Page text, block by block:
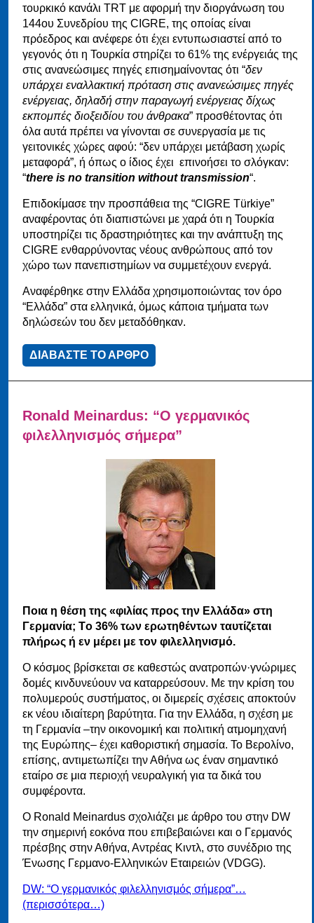
τουρκικό κανάλι TRT με αφορμή την διοργάνωση του
144ου Συνεδρίου της CIGRE, της οποίας είναι
πρόεδρος και ανέφερε ότι έχει εντυπωσιαστεί από το
γεγονός ότι η Τουρκία στηρίζει το 61% της ενέργειάς της
στις ανανεώσιμες πηγές επισημαίνοντας ότι “δεν
υπάρχει εναλλακτική πρόταση στις ανανεώσιμες πηγές
ενέργειας, δηλαδή στην παραγωγή ενέργειας δίχως
εκπομπές διοξειδίου του άνθρακα” προσθέτοντας ότι
όλα αυτά πρέπει να γίνονται σε συνεργασία με τις
γειτονικές χώρες αφού: “δεν υπάρχει μετάβαση χωρίς
μεταφορά”, ή όπως ο ίδιος έχει επινοήσει το σλόγκαν:
“there is no transition without transmission“.
Επιδοκίμασε την προσπάθεια της “CIGRE Türkiye”
αναφέροντας ότι διαπιστώνει με χαρά ότι η Τουρκία
υποστηρίζει τις δραστηριότητες και την ανάπτυξη της
CIGRE ενθαρρύνοντας νέους ανθρώπους από τον
χώρο των πανεπιστημίων να συμμετέχουν ενεργά.
Αναφέρθηκε στην Ελλάδα χρησιμοποιώντας τον όρο
“Ελλάδα” στα ελληνικά, όμως κάποια τμήματα των
δηλώσεών του δεν μεταδόθηκαν.
ΔΙΑΒΑΣΤΕ ΤΟ ΑΡΘΡΟ
Ronald Meinardus: “Ο γερμανικός
φιλελληνισμός σήμερα”
Ποια η θέση της «φιλίας προς την Ελλάδα» στη
Γερμανία; Tο 36% των ερωτηθέντων ταυτίζεται
πλήρως ή εν μέρει με τον φιλελληνισμό.
Ο κόσμος βρίσκεται σε καθεστώς ανατροπών·γνώριμες
δομές κινδυνεύουν να καταρρεύσουν. Με την κρίση του
πολυμερούς συστήματος, οι διμερείς σχέσεις αποκτούν
εκ νέου ιδιαίτερη βαρύτητα. Για την Ελλάδα, η σχέση με
τη Γερμανία –την οικονομική και πολιτική ατμομηχανή
της Ευρώπης– έχει καθοριστική σημασία. Το Βερολίνο,
επίσης, αντιμετωπίζει την Αθήνα ως έναν σημαντικό
εταίρο σε μια περιοχή νευραλγική για τα δικά του
συμφέροντα.
Ο Ronald Meinardus σχολιάζει με άρθρο του στην DW
την σημερινή εοκόνα που επιβεβαιώνει και ο Γερμανός
πρέσβης στην Αθήνα, Αντρέας Κιντλ, στο συνέδριο της
Ένωσης Γερμανο-Ελληνικών Εταιρειών (VDGG).
DW: “Ο γερμανικός φιλελληνισμός σήμερα”…
(περισσότερα…)